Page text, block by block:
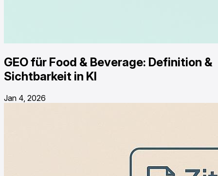
GEO für Food & Beverage: Definition &
Sichtbarkeit in KI
Jan 4, 2026